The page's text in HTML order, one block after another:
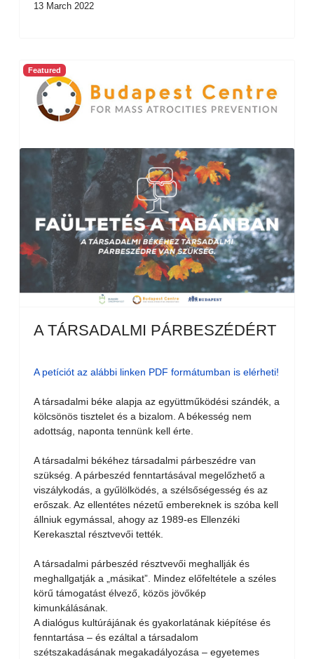
13 March 2022
Featured
A TÁRSADALMI PÁRBESZÉDÉRT
A petíciót az alábbi linken PDF formátumban is elérheti!
A társadalmi béke alapja az együttműködési szándék, a
kölcsönös tisztelet és a bizalom. A békesség nem
adottság, naponta tennünk kell érte.
A társadalmi békéhez társadalmi párbeszédre van
szükség. A párbeszéd fenntartásával megelőzhető a
viszálykodás, a gyűlölködés, a szélsőségesség és az
erőszak. Az ellentétes nézetű embereknek is szóba kell
állniuk egymással, ahogy az 1989-es Ellenzéki
Kerekasztal résztvevői tették.
A társadalmi párbeszéd résztvevői meghallják és
meghallgatják a „másikat”. Mindez előfeltétele a széles
körű támogatást élvező, közös jövőkép
kimunkálásának.
A dialógus kultúrájának és gyakorlatának kiépítése és
fenntartása – és ezáltal a társadalom
szétszakadásának megakadályozása – egyetemes